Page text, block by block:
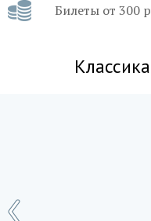
Билеты от 300